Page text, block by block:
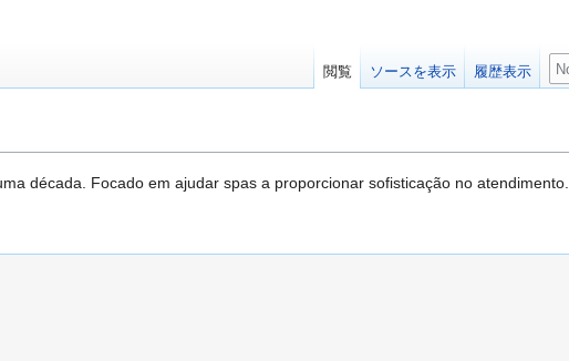
década. Focado em ajudar spas a proporcionar sofisticação no
閲覧 ソースを表示 履歴表示